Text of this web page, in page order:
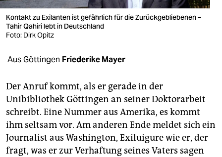
verlag
verlag
shop
fragen & hilfe
unterstützen
abo
genossenschaft
Kontakt zu Exilanten ist gefährlich für die Zurückgebliebenen –
Tahir Qahiri lebt in Deutschland
Foto: Dirk Opitz
Aus Göttingen Friederike Mayer
Der Anruf kommt, als er gerade in der
Unibibliothek Göttingen an seiner Doktorarbeit
schreibt. Eine Nummer aus Amerika, es kommt
ihm seltsam vor. Am anderen Ende meldet sich ein
Journalist aus Washington, Exiluigure wie er, der
fragt, was er zur Verhaftung seines Vaters sagen